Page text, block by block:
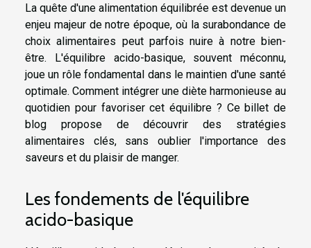
La quête d'une alimentation équilibrée est devenue un
enjeu majeur de notre époque, où la surabondance de
choix alimentaires peut parfois nuire à notre bien-
être. L'équilibre acido-basique, souvent méconnu,
joue un rôle fondamental dans le maintien d'une santé
optimale. Comment intégrer une diète harmonieuse au
quotidien pour favoriser cet équilibre ? Ce billet de
blog propose de découvrir des stratégies
alimentaires clés, sans oublier l'importance des
saveurs et du plaisir de manger.
Les fondements de l'équilibre
acido-basique